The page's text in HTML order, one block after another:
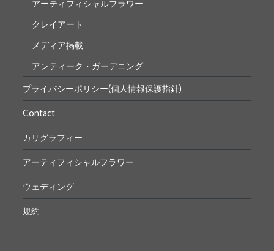
アーティフィシャルフラワー
クレイアート
メディア掲載
アンティーク・ガーデニング
プライバシーポリシー(個人情報保護指針)
Contact
カリグラフィー
アーティフィシャルフラワー
ウェディング
規約